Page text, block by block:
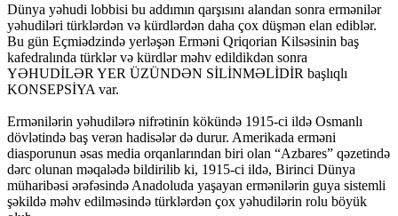
Dünya yəhudi lobbisi bu addımın qarşısını alandan sonra ermənilər
yəhudiləri türklərdən və kürdlərdən daha çox düşmən elan ediblər.
Bu gün Eçmiədzində yerləşən Erməni Qriqorian Kilsəsinin baş
kafedralında türklər və kürdlər məhv edildikdən sonra
YƏHUDİLƏR YER ÜZÜNDƏN SİLİNMƏLİDİR başlıqlı
KONSEPSİYA var.
Ermənilərin yəhudilərə nifrətinin kökündə 1915-ci ildə Osmanlı
dövlətində baş verən hadisələr də durur. Amerikada erməni
diasporunun əsas media orqanlarından biri olan “Azbares” qəzetində
dərc olunan məqalədə bildirilib ki, 1915-ci ildə, Birinci Dünya
müharibəsi ərəfəsində Anadoluda yaşayan ermənilərin guya sistemli
şəkildə məhv edilməsində türklərdən çox yəhudilərin rolu böyük